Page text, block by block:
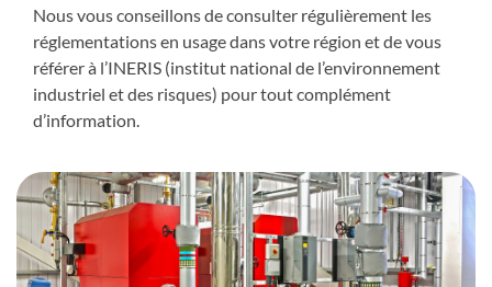
Nous vous conseillons de consulter régulièrement les
réglementations en usage dans votre région et de vous
référer à l’INERIS (institut national de l’environnement
industriel et des risques) pour tout complément
d’information.